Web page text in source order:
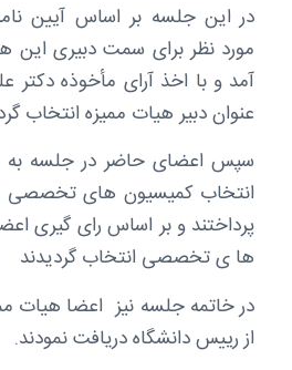
در این جلسه بر اساس آیین
مورد نظر برای سمت دبیری این
آمد و با اخذ آرای مأخوذه دکتر
عنوان دبیر هیات ممیزه انتخاب
سپس اعضای حاضر در جلسه به
انتخاب کمیسیون های تخصصی
پرداختند و بر اساس رای گیری
ها ی تخصصی انتخاب گردیدند
در خاتمه جلسه نیز اعضا هیات
از رییس دانشگاه دریافت نمودند.